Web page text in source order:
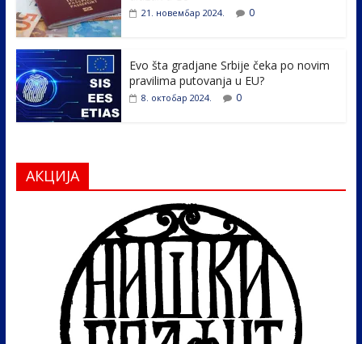
21. новембар 2024. 0
Evo šta gradjane Srbije čeka po novim
pravilima putovanja u EU?
8. октобар 2024. 0
АКЦИЈА